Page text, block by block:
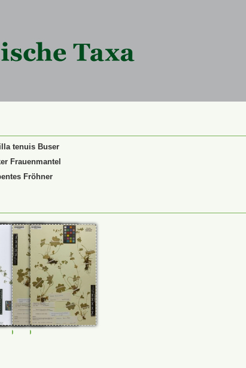
tenuis Buser
Frauenmantel
Fröhner
FR-0114839M-0028969